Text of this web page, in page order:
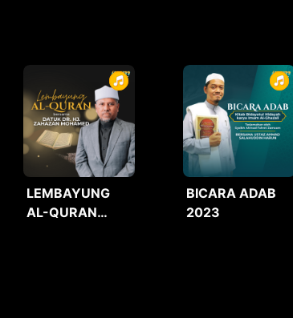
LEMBAYUNG
AL-QURAN
BICARA ADAB
2023